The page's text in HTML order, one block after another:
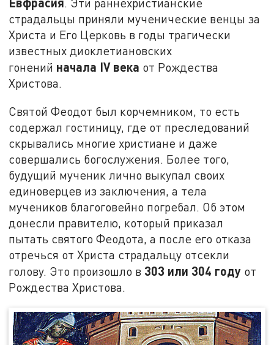
. Эти раннехристианские
страдальцы приняли мученические венцы за
Христа и Его Церковь в годы трагически
известных диоклетиановских
гонений начала IVвека от Рождества
Христова.
Святой Феодот был корчемником, то есть
содержал гостиницу, где от преследований
скрывались многие христиане и даже
совершались богослужения. Более того,
будущий мученик лично выкупал своих
единоверцев из заключения, а тела
мучеников благоговейно погребал. Об этом
донесли правителю, который приказал
пытать святого Феодота, а после его отказа
отречься от Христа страдальцу отсекли
голову. Это произошло в 303 или 304 году от
Рождества Христова.